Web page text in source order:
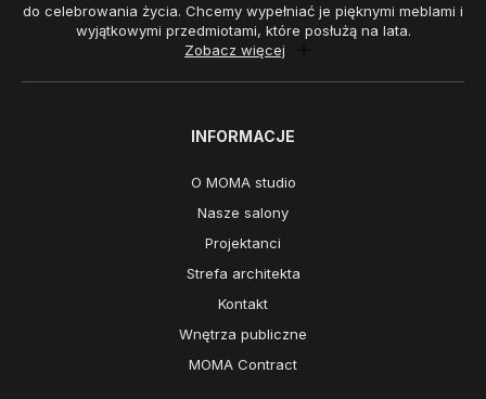
do celebrowania życia. Chcemy wypełniać je pięknymi meblami i
wyjątkowymi przedmiotami, które posłużą na lata.
Zobacz więcej
INFORMACJE
O MOMA studio
Nasze salony
Projektanci
Strefa architekta
Kontakt
Wnętrza publiczne
MOMA Contract